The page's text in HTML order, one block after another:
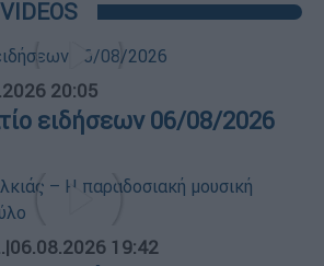
20:05
ειδήσεων 06/08/2026
|06.08.2026 19:42